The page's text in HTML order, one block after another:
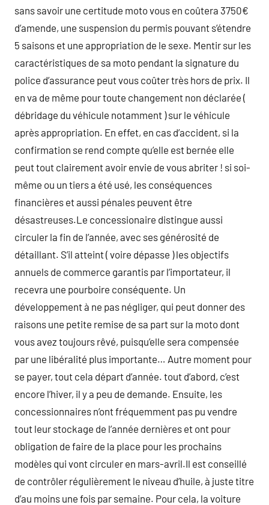
sans savoir une certitude moto vous en coûtera 3750€
d’amende, une suspension du permis pouvant s’étendre
5 saisons et une appropriation de le sexe. Mentir sur les
caractéristiques de sa moto pendant la signature du
police d’assurance peut vous coûter très hors de prix. Il
en va de même pour toute changement non déclarée (
débridage du véhicule notamment ) sur le véhicule
après appropriation. En effet, en cas d’accident, si la
confirmation se rend compte qu’elle est bernée elle
peut tout clairement avoir envie de vous abriter ! si soi-
même ou un tiers a été usé, les conséquences
financières et aussi pénales peuvent être
désastreuses.Le concessionaire distingue aussi
circuler la fin de l’année, avec ses générosité de
détaillant. S’il atteint ( voire dépasse ) les objectifs
annuels de commerce garantis par l’importateur, il
recevra une pourboire conséquente. Un
développement à ne pas négliger, qui peut donner des
raisons une petite remise de sa part sur la moto dont
vous avez toujours rêvé, puisqu’elle sera compensée
par une libéralité plus importante… Autre moment pour
se payer, tout cela départ d’année. tout d’abord, c’est
encore l’hiver, il y a peu de demande. Ensuite, les
concessionnaires n’ont fréquemment pas pu vendre
tout leur stockage de l’année dernières et ont pour
obligation de faire de la place pour les prochains
modèles qui vont circuler en mars-avril.Il est conseillé
de contrôler régulièrement le niveau d’huile, à juste titre
d’au moins une fois par semaine. Pour cela, la voiture